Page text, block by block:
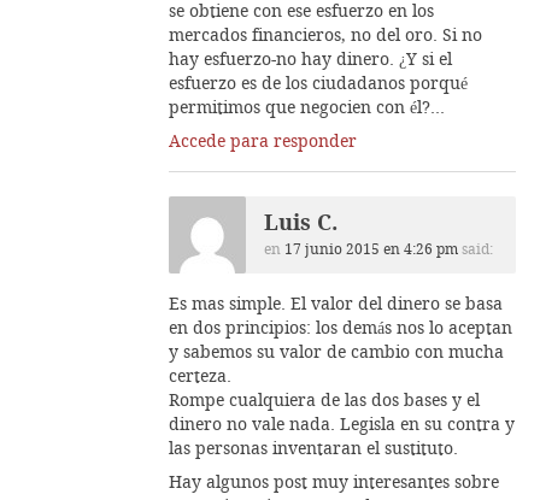
se obtiene con ese esfuerzo en los
mercados financieros, no del oro. Si no
hay esfuerzo-no hay dinero. ¿Y si el
esfuerzo es de los ciudadanos porqué
permitimos que negocien con él?…
Accede para responder
Luis C.
en 17 junio 2015 en 4:26 pm said:
Es mas simple. El valor del dinero se basa
en dos principios: los demás nos lo aceptan
y sabemos su valor de cambio con mucha
certeza.
Rompe cualquiera de las dos bases y el
dinero no vale nada. Legisla en su contra y
las personas inventaran el sustituto.
Hay algunos post muy interesantes sobre